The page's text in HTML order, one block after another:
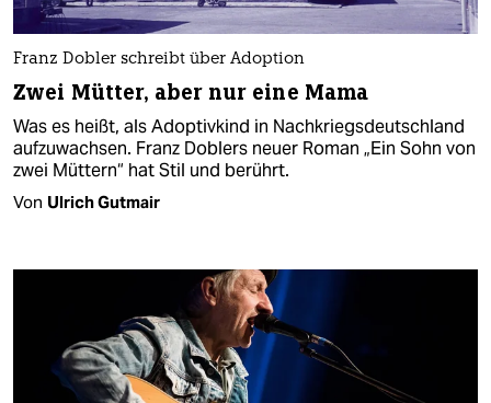
Franz Dobler schreibt über Adoption
Zwei Mütter, aber nur eine Mama
Was es heißt, als Adoptivkind in Nachkriegsdeutschland
aufzuwachsen. Franz Doblers neuer Roman „Ein Sohn von
zwei Müttern“ hat Stil und berührt.
Von Ulrich Gutmair